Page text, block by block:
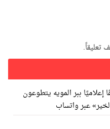
تعليقاً.
متطوعًا إعلاميًا ببر المويه يتطوعون
عبر واتساب